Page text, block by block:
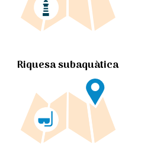
Riquesa subaquàtica